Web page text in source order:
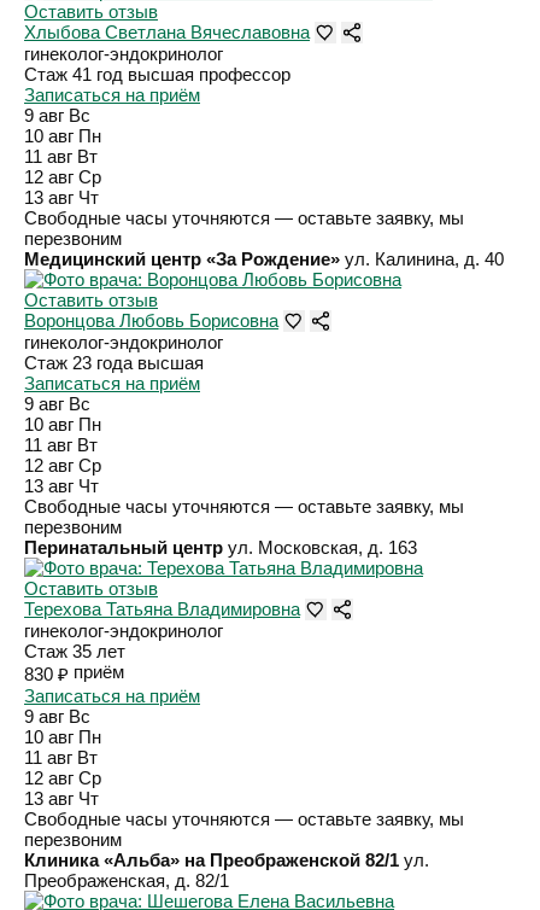
Оставить отзыв
Хлыбова Светлана Вячеславовна
гинеколог-эндокринолог
Стаж 41 год высшая профессор
Записаться на приём
9 авг Вс
10 авг Пн
11 авг Вт
12 авг Ср
13 авг Чт
Свободные часы уточняются — оставьте заявку, мы
перезвоним
Медицинский центр «За Рождение» ул. Калинина, д. 40
Оставить отзыв
Воронцова Любовь Борисовна
гинеколог-эндокринолог
Стаж 23 года высшая
Записаться на приём
9 авг Вс
10 авг Пн
11 авг Вт
12 авг Ср
13 авг Чт
Свободные часы уточняются — оставьте заявку, мы
перезвоним
Перинатальный центр ул. Московская, д. 163
Оставить отзыв
Терехова Татьяна Владимировна
гинеколог-эндокринолог
Стаж 35 лет
830 ₽ приём
Записаться на приём
9 авг Вс
10 авг Пн
11 авг Вт
12 авг Ср
13 авг Чт
Свободные часы уточняются — оставьте заявку, мы
перезвоним
Клиника «Альба» на Преображенской 82/1 ул.
Преображенская, д. 82/1